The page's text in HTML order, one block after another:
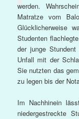
werden.
Matratze vom
Glücklicherweise
Studenten
der junge
Unfall mit der
Sie nutzten das
zu legen bis der
Im Nachhinein
niedergestreckte